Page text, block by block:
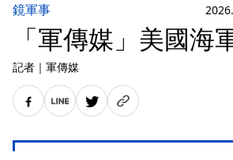
鏡軍事
「軍傳媒」美國海
記者 ｜ 軍傳媒